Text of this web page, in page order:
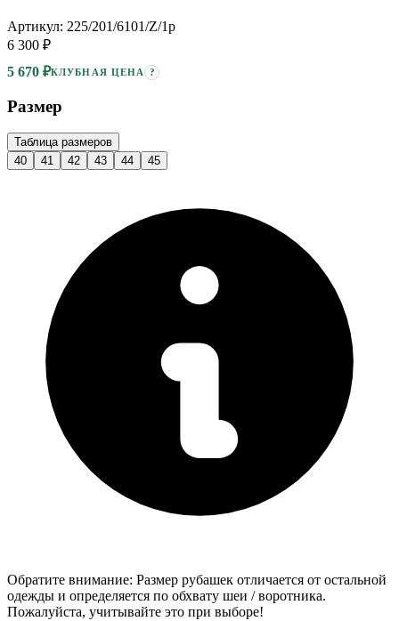
Артикул: 225/201/6101/Z/1p
6 300 ₽
5 670 ₽КЛУБНАЯ ЦЕНА ?
Размер
Таблица размеров
40
41 42 43 44 45
Обратите внимание: Размер рубашек отличается от остальной
одежды и определяется по обхвату шеи / воротника.
Пожалуйста, учитывайте это при выборе!